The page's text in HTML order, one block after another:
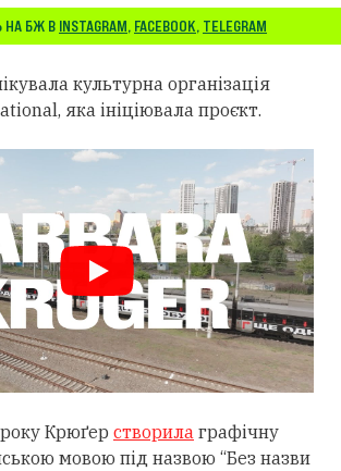
НА БЖ В INSTAGRAM, FACEBOOK, TELEGRAM
культурна організація
яка ініціювала проєкт.
Крюґер створила графічну
мовою під назвою “Без назви